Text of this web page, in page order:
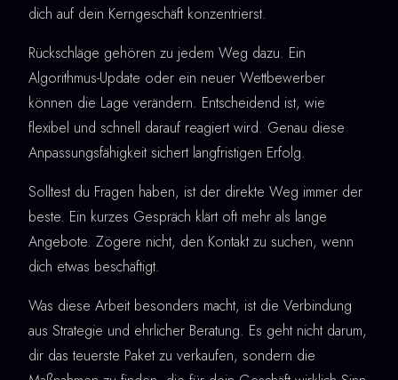
dich auf dein Kerngeschäft konzentrierst.
Rückschläge gehören zu jedem Weg dazu. Ein
Algorithmus-Update oder ein neuer Wettbewerber
können die Lage verändern. Entscheidend ist, wie
flexibel und schnell darauf reagiert wird. Genau diese
Anpassungsfähigkeit sichert langfristigen Erfolg.
Solltest du Fragen haben, ist der direkte Weg immer der
beste. Ein kurzes Gespräch klärt oft mehr als lange
Angebote. Zögere nicht, den Kontakt zu suchen, wenn
dich etwas beschäftigt.
Was diese Arbeit besonders macht, ist die Verbindung
aus Strategie und ehrlicher Beratung. Es geht nicht darum,
dir das teuerste Paket zu verkaufen, sondern die